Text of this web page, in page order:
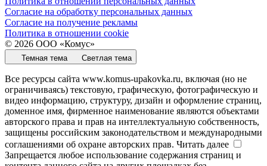
Согласие на обработку персональных данных
Согласие на получение рекламы
Политика в отношении cookie
© 2026 ООО «Комус»
Темная тема Светлая тема
Все ресурсы сайта www.komus-upakovka.ru, включая (но не
ограничиваясь) текстовую, графическую, фотографическую и
видео информацию, структуру, дизайн и оформление страниц,
доменное имя, фирменное наименование являются объектами
авторского права и прав на интеллектуальную собственность,
защищены российским законодательством и международными
соглашениями об охране авторских прав. Читать далее
Запрещается любое использование содержания страниц и